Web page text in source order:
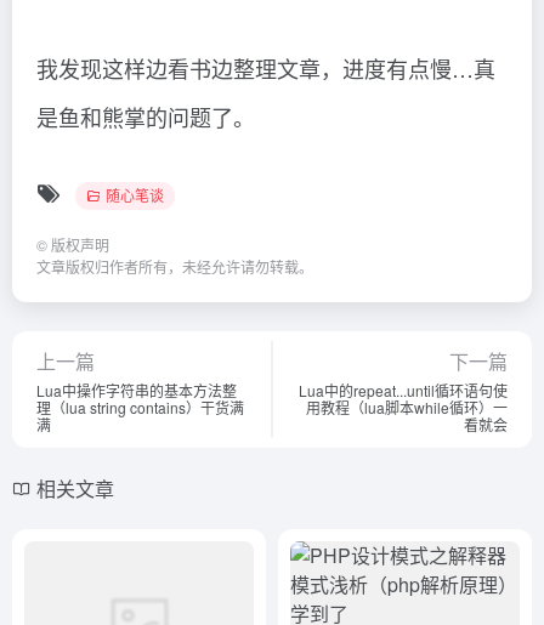
我发现这样边看书边整理文章，进度有点慢…真
是鱼和熊掌的问题了。
随心笔谈
© 版权声明
文章版权归作者所有，未经允许请勿转载。
上一篇
Lua中操作字符串的基本方法整
理（lua string contains）干货满
满
下一篇
Lua中的repeat...until循环语句使
用教程（lua脚本while循环）一
看就会
相关文章